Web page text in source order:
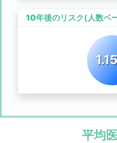
10年後のリスク(人数ベ
平均